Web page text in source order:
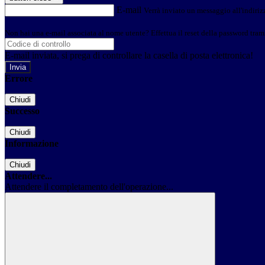
E-mail Verrà inviato un messaggio
Non hai una e-mail associata al nome utente? Effettua il reset della password
E-mail inviata, si prega di controllare la casella di posta elettronica!
Errore
Chiudi
Successo
Chiudi
Informazione
Chiudi
Attendere...
Attendere il completamento dell'operazione...